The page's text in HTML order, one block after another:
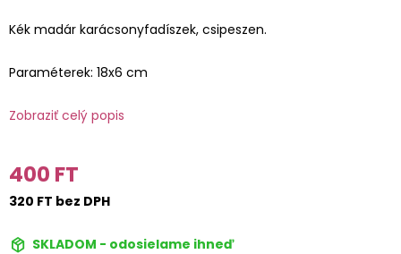
Kék madár karácsonyfadíszek, csipeszen.
Paraméterek: 18x6 cm
Zobraziť celý popis
400 FT
320 FT bez DPH
SKLADOM - odosielame ihneď